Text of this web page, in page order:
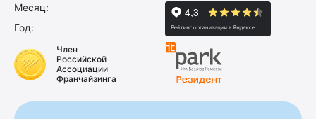
Месяц:
Год:
Член
Российской
Ассоциации
Франчайзинга